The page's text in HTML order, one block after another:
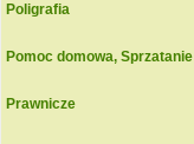
Poligrafia
Pomoc domowa, Sprzatanie
Prawnicze